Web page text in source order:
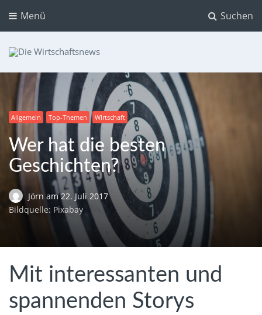
Suchen
Menü
Dein Ratgeber für Aktien und Kryptowährungen
Allgemein Top-Themen Wirtschaft
Wer hat die besten
Geschichten?
Jörn am 22. Juli 2017
Bildquelle: Pixabay
Mit interessanten und
spannenden Storys